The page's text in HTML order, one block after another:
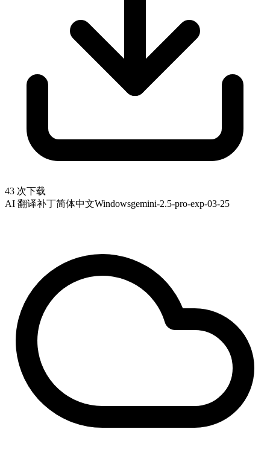
43 次下载
AI 翻译补丁简体中文Windowsgemini-2.5-pro-exp-03-25